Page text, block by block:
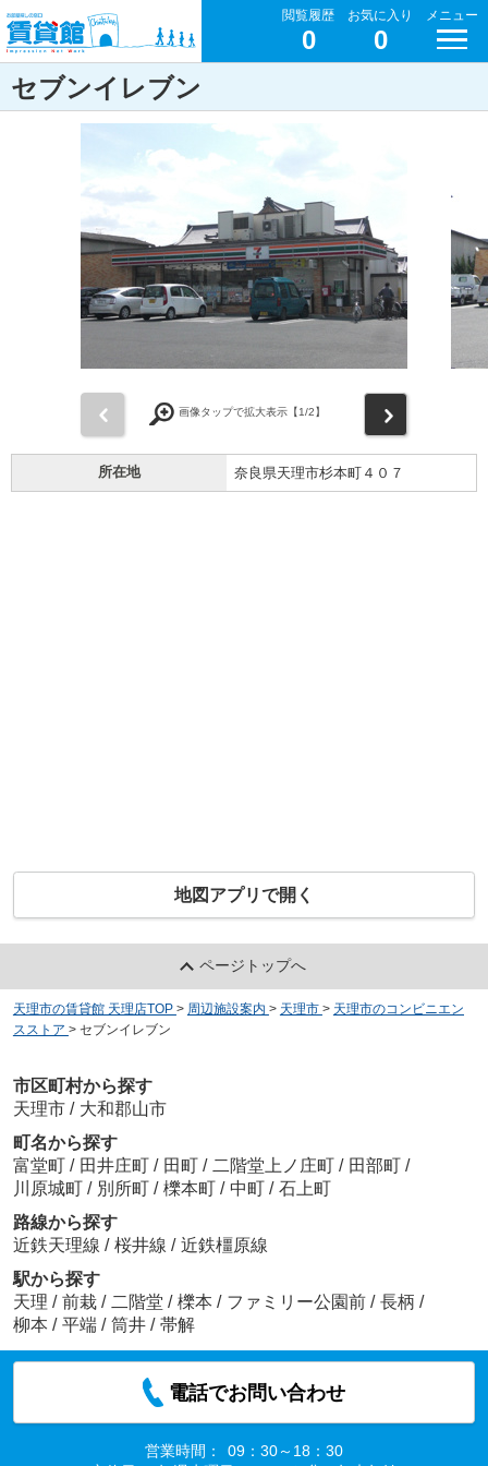
閲覧履歴
0
お気に入り
0
メニュー
セブンイレブン
画像タップで拡大表示【1/2】
所在地 奈良県天理市杉本町４０７
地図アプリで開く
ページトップへ
天理市の賃貸館 天理店TOP > 周辺施設案内 > 天理市 > 天理市のコンビニエン
スストア > セブンイレブン
市区町村から探す
天理市 / 大和郡山市
町名から探す
富堂町 / 田井庄町 / 田町 / 二階堂上ノ庄町 / 田部町 /
川原城町 / 別所町 / 櫟本町 / 中町 / 石上町
路線から探す
近鉄天理線 / 桜井線 / 近鉄橿原線
駅から探す
天理 / 前栽 / 二階堂 / 櫟本 / ファミリー公園前 / 長柄 /
柳本 / 平端 / 筒井 / 帯解
電話でお問い合わせ
営業時間：
09：30～18：30